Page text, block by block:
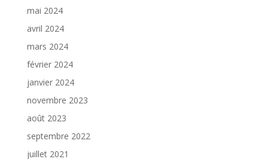
mai 2024
avril 2024
mars 2024
février 2024
janvier 2024
novembre 2023
août 2023
septembre 2022
juillet 2021